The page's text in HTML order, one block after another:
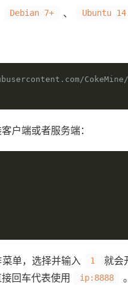
Debian 7+ 、 Ubuntu
户端或者服务端：
单，选择并输入 1
就会
回车代表使用
ip:8888 。